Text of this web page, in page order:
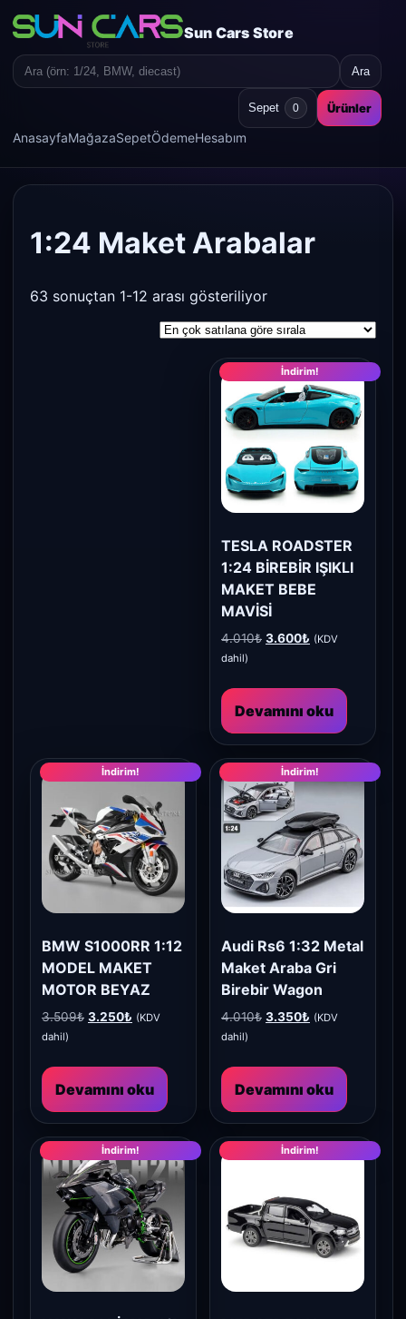
Sun Cars Store
AnasayfaMağazaSepetÖdemeHesabım
Search
Ara
Sepet 0 Ürünler
1:24 Maket Arabalar
63 sonuçtan 1-12 arası gösteriliyorPopülerliğe
sıralandı
İndirim!
TESLA ROADSTER
1:24 BİREBİR IŞIKLI
MAKET BEBE
MAVİSİ
4.010₺ Orijinal
3.600₺ Şu
3.600₺.
(KDV
dahil)
Devamını oku
İndirim!
BMW S1000RR 1:12
MODEL MAKET
MOTOR BEYAZ
3.509₺ Orijinal
3.250₺ Şu
3.250₺.
(KDV
dahil)
Devamını oku
İndirim!
Audi Rs6 1:32 Metal
Maket Araba Gri
Birebir Wagon
4.010₺ Orijinal
3.350₺ Şu
3.350₺.
(KDV
dahil)
Devamını oku
İndirim! İndirim!